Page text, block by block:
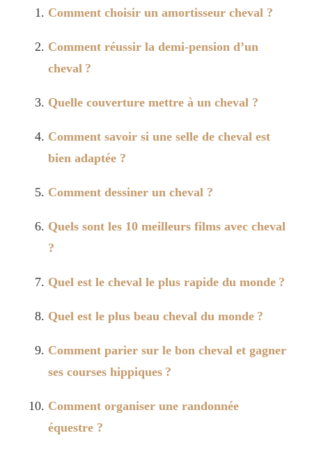
Comment choisir un amortisseur cheval ?
Comment réussir la demi-pension d’un
cheval ?
Quelle couverture mettre à un cheval ?
Comment savoir si une selle de cheval est
bien adaptée ?
Comment dessiner un cheval ?
Quels sont les 10 meilleurs films avec cheval
?
Quel est le cheval le plus rapide du monde ?
Quel est le plus beau cheval du monde ?
Comment parier sur le bon cheval et gagner
ses courses hippiques ?
Comment organiser une randonnée
équestre ?